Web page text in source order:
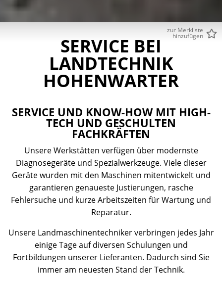
zur Merkliste
hinzufügen
SERVICE BEI
LANDTECHNIK
HOHENWARTER
SERVICE UND KNOW-HOW MIT HIGH-
TECH UND GESCHULTEN
FACHKRÄFTEN
Unsere Werkstätten verfügen über modernste
Diagnosegeräte und Spezialwerkzeuge. Viele dieser
Geräte wurden mit den Maschinen mitentwickelt und
garantieren genaueste Justierungen, rasche
Fehlersuche und kurze Arbeitszeiten für Wartung und
Reparatur.
Unsere Landmaschinentechniker verbringen jedes Jahr
einige Tage auf diversen Schulungen und
Fortbildungen unserer Lieferanten. Dadurch sind Sie
immer am neuesten Stand der Technik.